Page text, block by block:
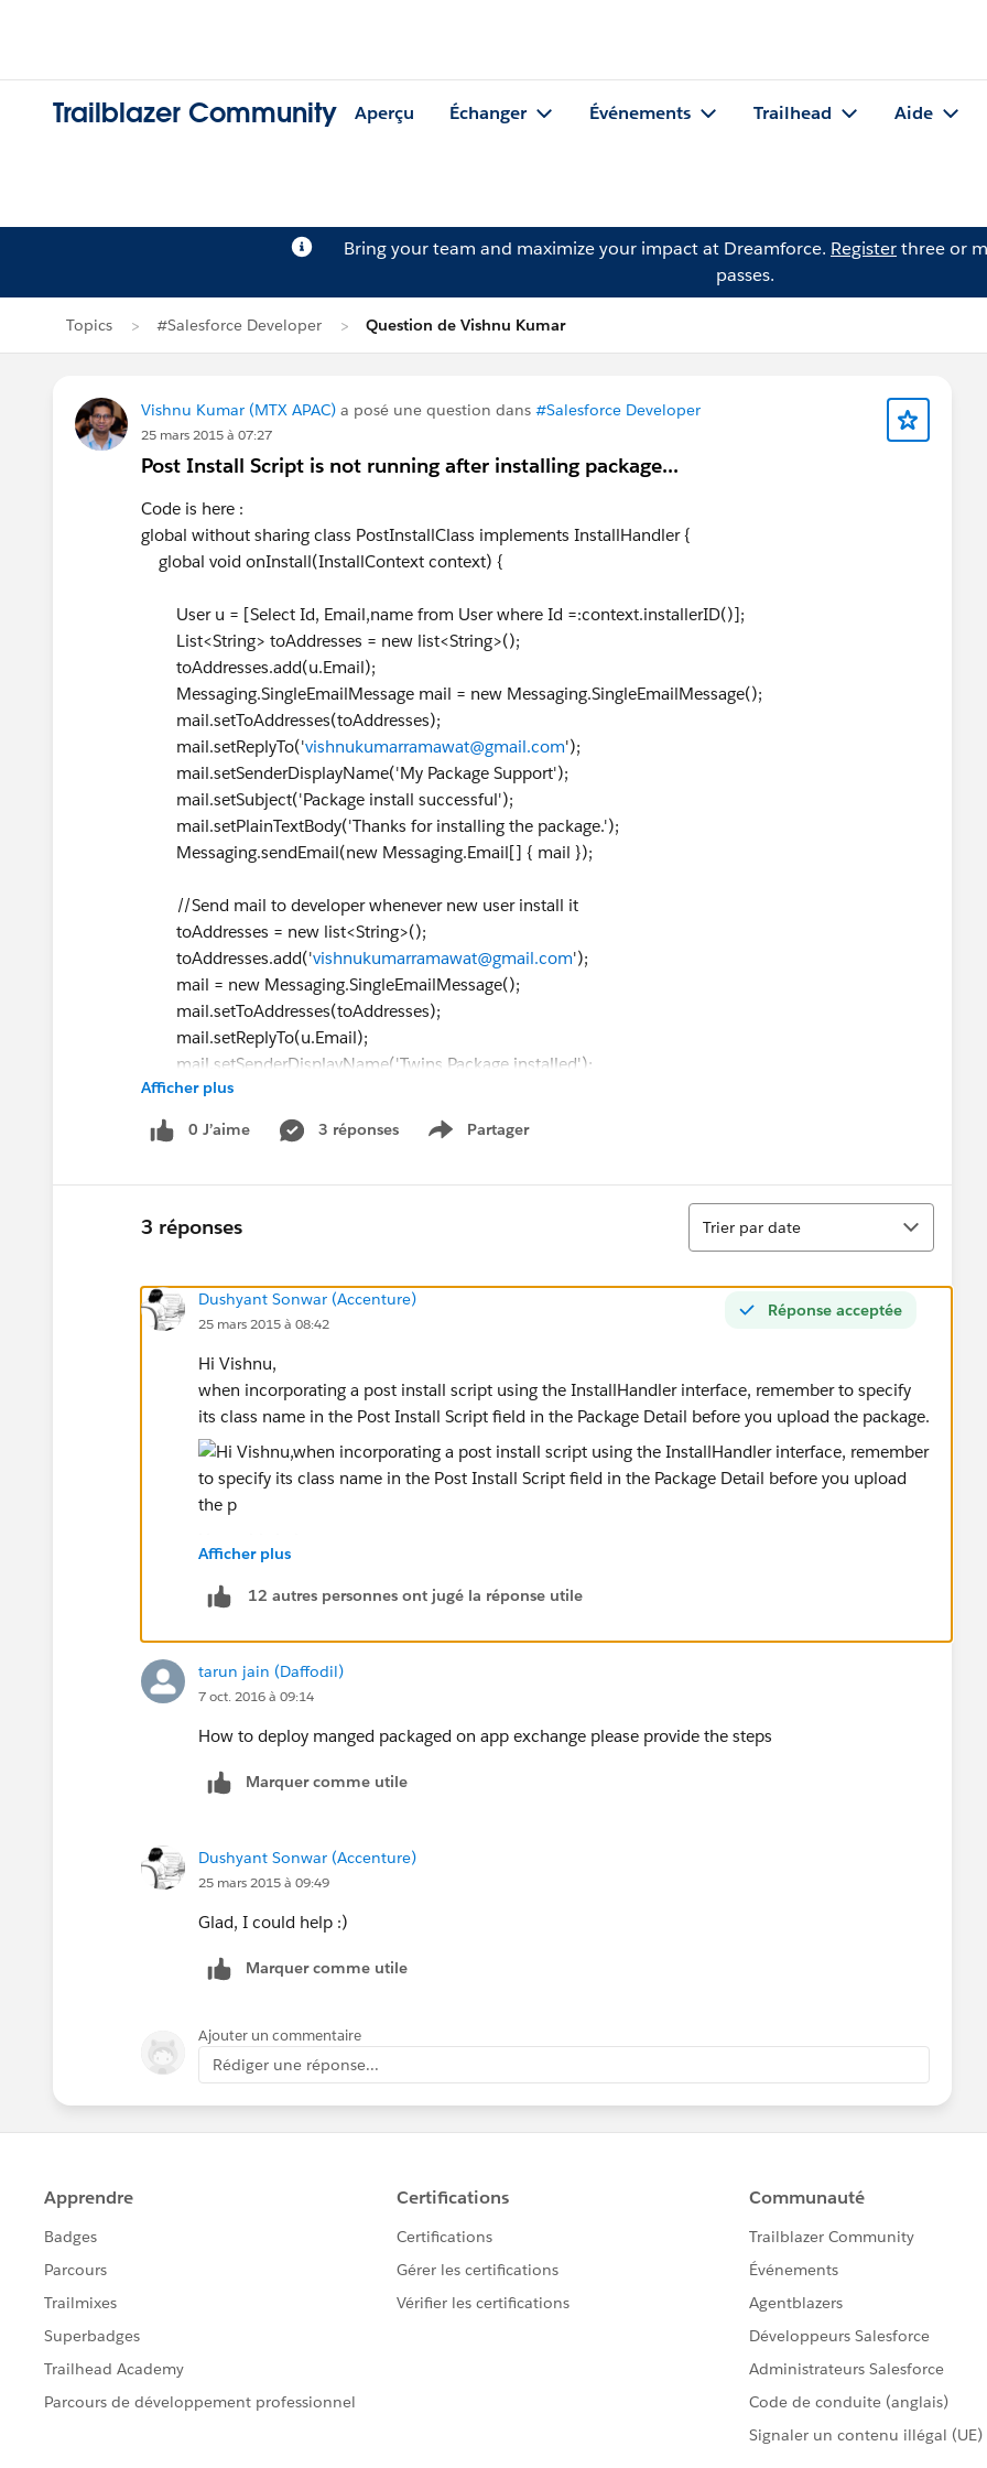
Trailblazer Community Aperçu Échanger Événements Trailhead Aide
Bring your team and maximize your impact at Dreamforce. Registerthree or
passes.
Topics #Salesforce Developer Question de Vishnu Kumar
Vishnu Kumar (MTX APAC) a posé une question dans #Salesforce Developer
25 mars 2015 à 07:27
Post Install Script is not running after installing package...
Code is here :
global without sharing class PostInstallClass implements InstallHandler {
global void onInstall(InstallContext context) {
User u = [Select Id, Email,name from User where Id =:context.installerID()];
List<String> toAddresses = new list<String>();
toAddresses.add(u.Email);
Messaging.SingleEmailMessage mail = new Messaging.SingleEmailMessage();
mail.setToAddresses(toAddresses);
mail.setReplyTo('vishnukumarramawat@gmail.com');
mail.setSenderDisplayName('My Package Support');
mail.setSubject('Package install successful');
mail.setPlainTextBody('Thanks for installing the package.');
Messaging.sendEmail(new Messaging.Email[] { mail });
//Send mail to developer whenever new user install it
toAddresses = new list<String>();
toAddresses.add('vishnukumarramawat@gmail.com');
mail = new Messaging.SingleEmailMessage();
mail.setToAddresses(toAddresses);
mail.setReplyTo(u.Email);
mail.setSenderDisplayName('Twins Package installed');
mail.setSubject('New user install successful');
mail.setPlainTextBody('Username : '+
Messaging.sendEmail(new Messaging.Email[] { mail });
Afficher plus
0 J’aime 3 réponses Partager
Show menu
3 réponses
Tri
Trier par date
Réponse acceptée
Dushyant Sonwar (Accenture)
25 mars 2015 à 08:42
Hi Vishnu,
when incorporating a post install script using the InstallHandler interface, remember to specify
its class name in the Post Install Script field in the Package Detail before you upload the package.
Afficher plus
12 autres personnes ont jugé la réponse utile
tarun jain (Daffodil)
7 oct. 2016 à 09:14
How to deploy manged packaged on app exchange please provide the steps
Marquer comme utile
Dushyant Sonwar (Accenture)
25 mars 2015 à 09:49
Glad, I could help :)
Marquer comme utile
Ajouter un commentaire
Rédiger une réponse...